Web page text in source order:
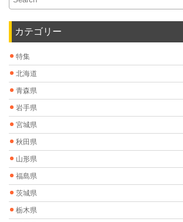
カテゴリー
特集
北海道
青森県
岩手県
宮城県
秋田県
山形県
福島県
茨城県
栃木県